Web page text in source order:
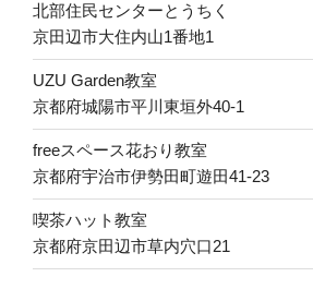
北部住民センターとうちく
京田辺市大住内山1番地1
UZU Garden教室
京都府城陽市平川東垣外40-1
freeスペース花おり教室
京都府宇治市伊勢田町遊田41-23
喫茶ハット教室
京都府京田辺市草内穴口21